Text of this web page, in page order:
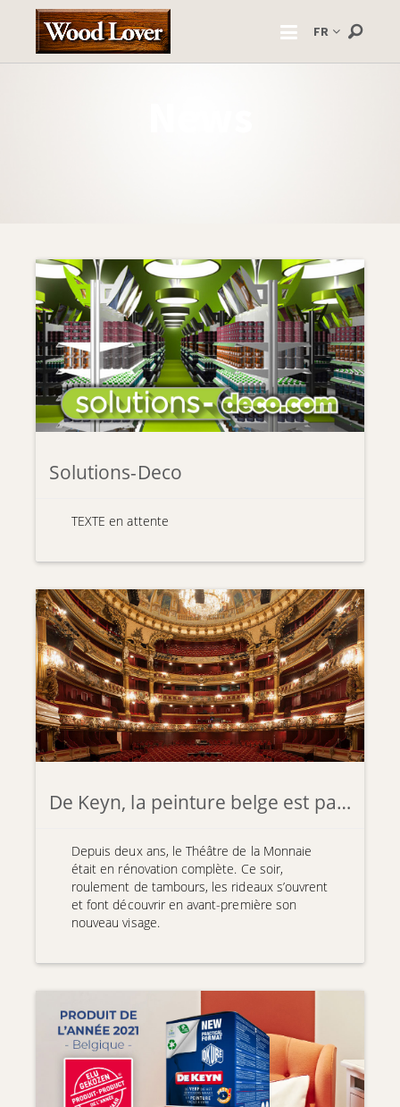
FR
Solutions-Deco
TEXTE en attente
De Keyn, la peinture belge est partenaire de l’Opéra de Bruxelles, La Monnaie
Depuis deux ans, le Théâtre de la Monnaie
était en rénovation complète. Ce soir,
roulement de tambours, les rideaux s’ouvrent
et font découvrir en avant-première son
nouveau visage.